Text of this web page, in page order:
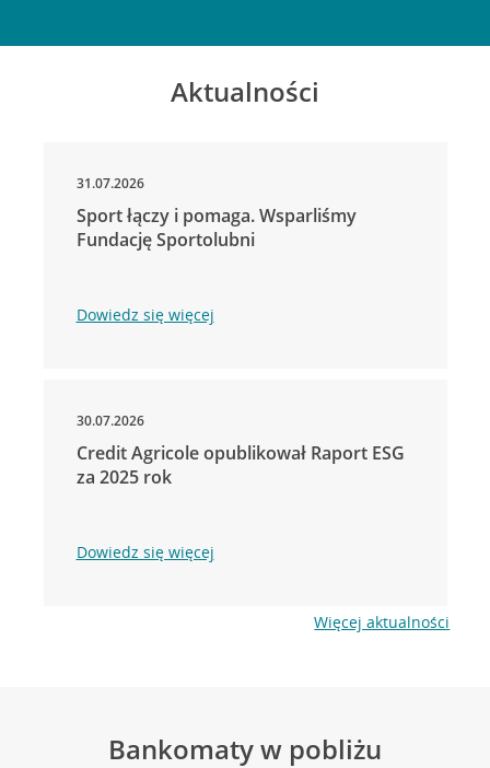
Aktualności
31.07.2026
Sport łączy i pomaga. Wsparliśmy
Fundację Sportolubni
Dowiedz się więcej
30.07.2026
Credit Agricole opublikował Raport ESG
za 2025 rok
Dowiedz się więcej
Więcej aktualności
Bankomaty w pobliżu